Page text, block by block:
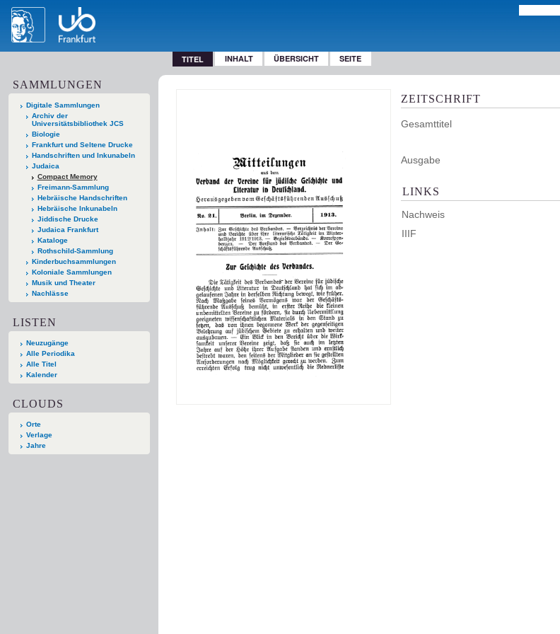
TITEL INHALT ÜBERSICHT SEITE
SAMMLUNGEN
Digitale Sammlungen
Archiv der
Universitätsbibliothek JCS
Biologie
Frankfurt und Seltene Drucke
Handschriften und Inkunabeln
Judaica
Compact Memory
Freimann-Sammlung
Hebräische Handschriften
Hebräische Inkunabeln
Jiddische Drucke
Judaica Frankfurt
Kataloge
Rothschild-Sammlung
Kinderbuchsammlungen
Koloniale Sammlungen
Musik und Theater
Nachlässe
LISTEN
Neuzugänge
Alle Periodika
Alle Titel
Kalender
CLOUDS
Orte
Verlage
Jahre
ZEITSCHRIFT
Gesamttitel
Ausgabe
LINKS
Nachweis
IIIF